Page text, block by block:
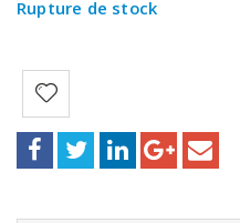
Rupture de stock